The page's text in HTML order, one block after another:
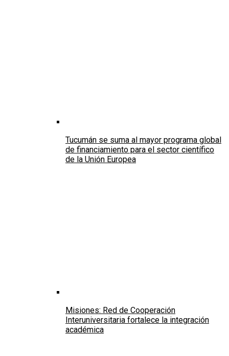
Tucumán se suma al mayor programa global
de financiamiento para el sector científico
de la Unión Europea
Misiones: Red de Cooperación
Interuniversitaria fortalece la integración
académica